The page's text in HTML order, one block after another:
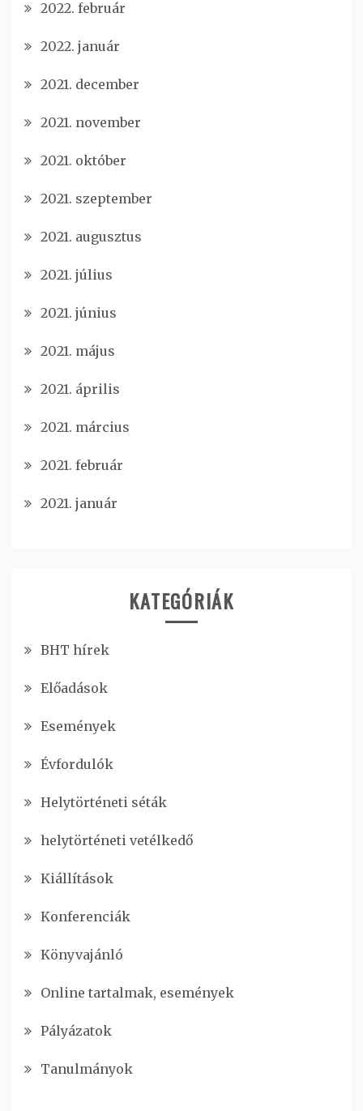
2022. február
2022. január
2021. december
2021. november
2021. október
2021. szeptember
2021. augusztus
2021. július
2021. június
2021. május
2021. április
2021. március
2021. február
2021. január
KATEGÓRIÁK
BHT hírek
Előadások
Események
Évfordulók
Helytörténeti séták
helytörténeti vetélkedő
Kiállítások
Konferenciák
Könyvajánló
Online tartalmak, események
Pályázatok
Tanulmányok